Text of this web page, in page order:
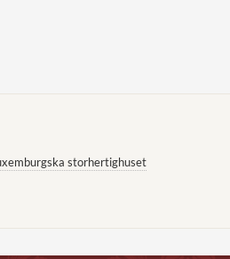
storhertighuset